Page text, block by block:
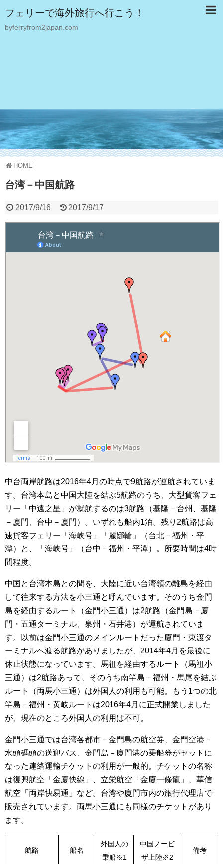
フェリーで海外旅行へ行こう！
byferryfrom2japan.com
HOME
台湾－中国航路
2017/9/16 2017/9/17
中台両岸航路は2016年4月の時点で9航路が運航されていま
す。台湾本島と中国大陸を結ぶ5航路のうち、大型貨客フェ
リー「中遠之星」が就航するのは3航路（基隆－台州、基隆
－廈門、台中－廈門）。いずれも船内1泊。残り2航路は高
速貨客フェリー「海峡号」「麗娜輪」（台北－福州・平
潭）と、「海峡号」（台中－福州・平潭）。所要時間は4時
間程度。
中国と台湾本島との間を、大陸に近い台湾領の離島を経由
して往来する方法を小三通と呼んでいます。そのうち金門
島を経由するルート（金門小三通）は2航路（金門島－廈
門・五通ターミナル、泉州・石井港）が運航されていま
す。以前は金門小三通のメインルートだった廈門・東渡タ
ーミナルへ渡る航路がありましたが、2014年4月を最後に
休止状態になっています。馬祖を経由するルート（馬祖小
三通）は2航路あって、そのうち南竿島－福州・馬尾を結ぶ
ルート（両馬小三通）は外国人の利用も可能。もう1つの北
竿島－福州・黄岐ルートは2016年4月に正式開業しました
が、現在のところ外国人の利用は不可。
金門小三通では台湾各都市－金門島の航空券、金門空港－
水頭碼頭の送迎バス、金門島－廈門港の乗船券がセットに
なった連絡運輸チケットの利用が一般的。チケットの名称
は復興航空「金廈快線」、立栄航空「金廈一條龍」、華信
航空「両岸快易通」など。台湾や廈門市内の旅行代理店で
販売されています。両馬小三通にも同様のチケットがあり
ます。
航路 船名
外国人の
乗船※1
中国ノービ
ザ上陸※2
備考